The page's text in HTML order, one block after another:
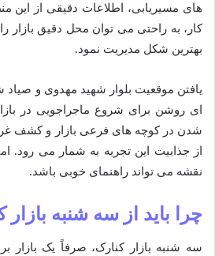
های مسیریابی، اطلاعات دقیقی از این
کار، به راحتی می توان محل دقیق بازار
بهترین شکل مدیریت نمود.
یافتن موقعیت بلوار شهید مهدوی و
ای روشن برای شروع ماجراجویی در
شدن در کوچه های فرعی بازار و کشف
از جذابیت این تجربه به شمار می رود.
نقشه می تواند راهنمای خوبی باشد.
چرا باید از سه شنبه
سه شنبه بازار کنارک، صرفاً یک بازار